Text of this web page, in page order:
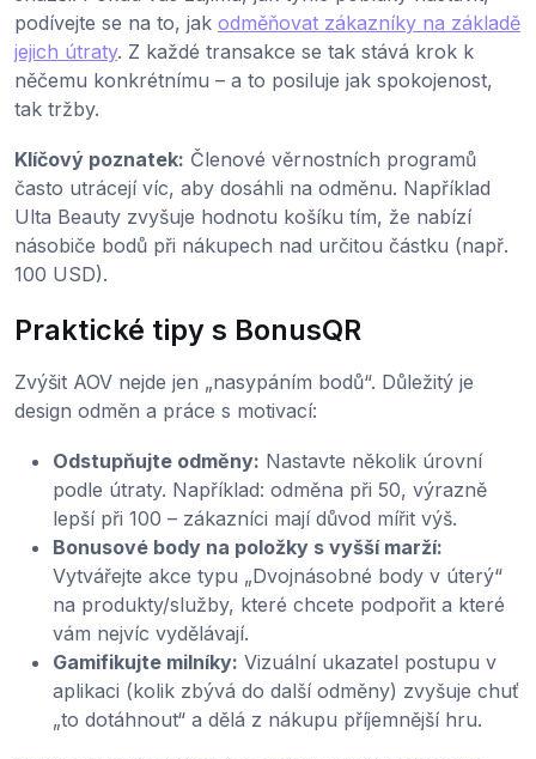
podívejte se na to, jak odměňovat zákazníky na základě
jejich útraty. Z každé transakce se tak stává krok k
něčemu konkrétnímu – a to posiluje jak spokojenost,
tak tržby.
Klíčový poznatek: Členové věrnostních programů
často utrácejí víc, aby dosáhli na odměnu. Například
Ulta Beauty zvyšuje hodnotu košíku tím, že nabízí
násobiče bodů při nákupech nad určitou částku (např.
100 USD).
Praktické tipy s BonusQR
Zvýšit AOV nejde jen „nasypáním bodů“. Důležitý je
design odměn a práce s motivací:
Odstupňujte odměny: Nastavte několik úrovní
podle útraty. Například: odměna při 50, výrazně
lepší při 100 – zákazníci mají důvod mířit výš.
Bonusové body na položky s vyšší marží:
Vytvářejte akce typu „Dvojnásobné body v úterý“
na produkty/služby, které chcete podpořit a které
vám nejvíc vydělávají.
Gamifikujte milníky: Vizuální ukazatel postupu v
aplikaci (kolik zbývá do další odměny) zvyšuje chuť
„to dotáhnout“ a dělá z nákupu příjemnější hru.